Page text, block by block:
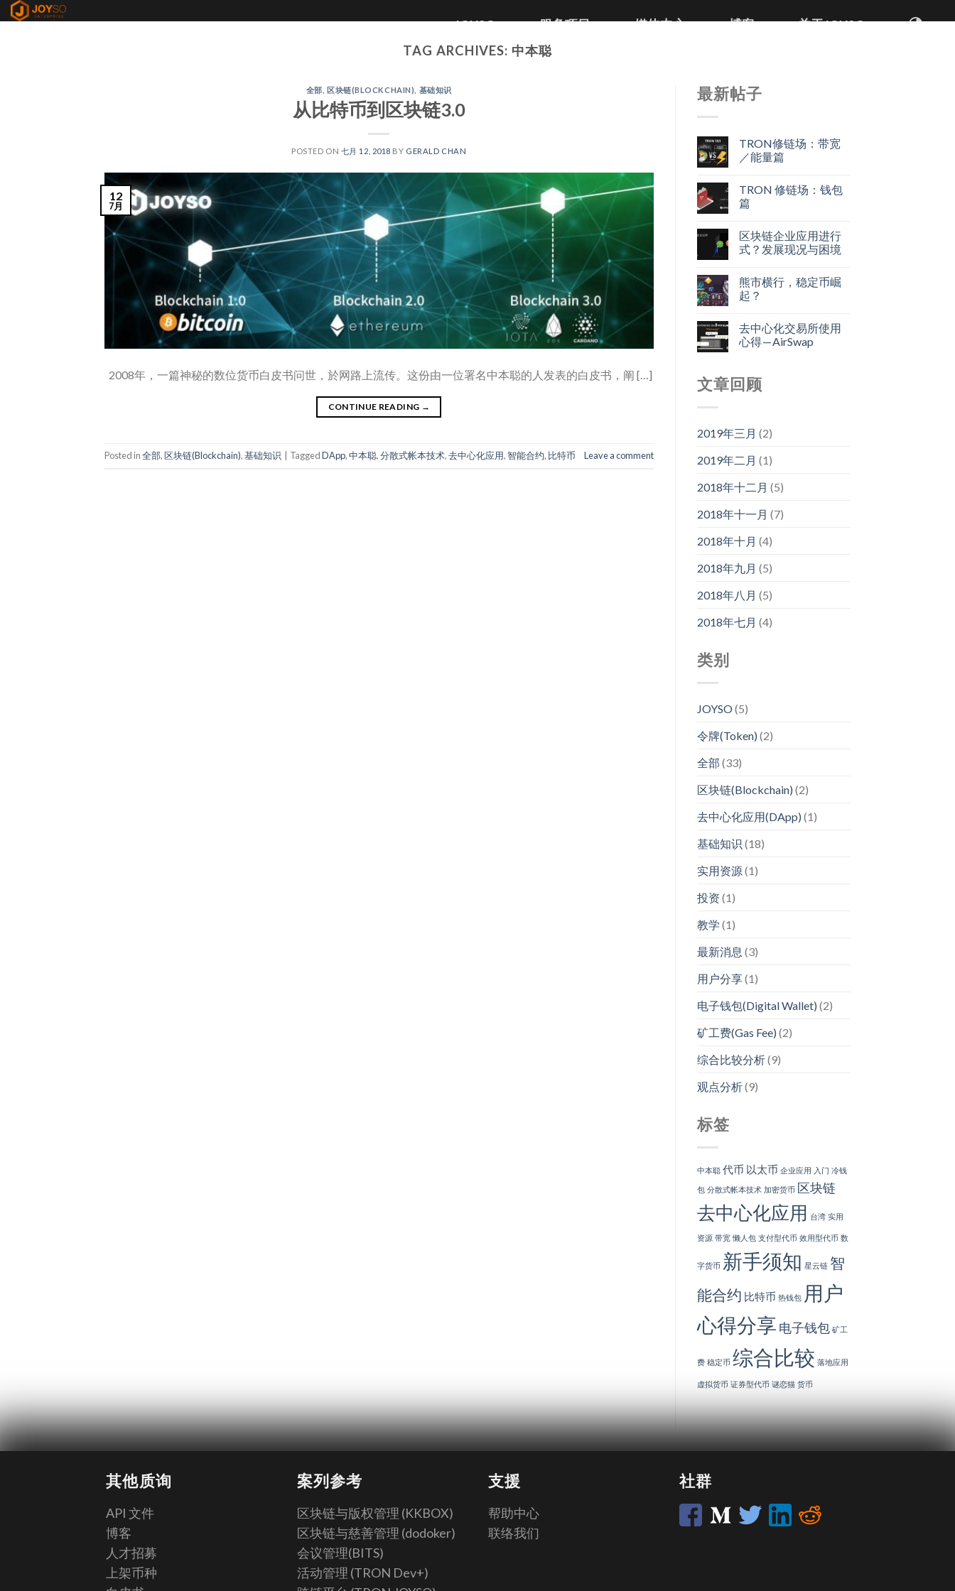
Skip
JOYSO 服务项目 媒体中心 博客 关于JOYSO
TAG ARCHIVES: 中本聪
全部 区块链(BLOCKCHAIN) 基础知识
从比特币到区块链3.0
POSTED ON 七月 12, 2018 BY GERALD CHAN
12
7月
2008年，一篇神秘的数位货币白皮书问世，於网路上流传。这份由一位署名中本聪的人发表的白皮书，阐 […]
CONTINUE READING →
Posted in全部,区块链(Blockchain),基础知识 TaggedDApp,中本聪,分散式帐本技术,去中心化应用,智能合约, 比特币 Leave a comment
最新帖子
TRON修链场：带宽
／能量篇
TRON 修链场：钱包
篇
区块链企业应用进行
式？发展现况与困境
熊市横行，稳定币崛
起？
去中心化交易所使用
心得 — AirSwap
文章回顾
2019年三月 (2)
2019年二月 (1)
2018年十二月 (5)
2018年十一月 (7)
2018年十月 (4)
2018年九月 (5)
2018年八月 (5)
2018年七月 (4)
类别
JOYSO(5)
令牌(Token) (2)
全部 (33)
区块链(Blockchain) (2)
去中心化应用(DApp) (1)
基础知识 (18)
实用资源(1)
投资 (1)
教学 (1)
最新消息 (3)
用户分享(1)
电子钱包(Digital Wallet) (2)
矿工费(Gas Fee) (2)
综合比较分析(9)
观点分析(9)
标签
中本聪 代币 以太币 企业应用 入门 冷钱
包 分散式帐本技术 加密货币 区块链
去中心化应用 台湾 实用
资源 带宽 懒人包 支付型代币 效用型代币 数
字货币 新手须知 星云链 智
能合约 比特币 热钱包 用户
心得分享 电子钱包 矿工
费 稳定币 综合比较 落地应用
虚拟货币 证券型代币 谜恋猫 货币
其他质询
API 文件
博客
人才招募
上架币种
案列参考
区块链与版权管理 (KKBOX)
区块链与慈善管理 (dodoker)
会议管理(BITS)
活动管理 (TRON Dev+)
支援
帮助中心
联络我们
社群